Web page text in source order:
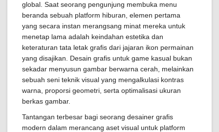
global. Saat seorang pengunjung membuka menu
beranda sebuah platform hiburan, elemen pertama
yang secara instan merangsang minat mereka untuk
menetap lama adalah keindahan estetika dan
keteraturan tata letak grafis dari jajaran ikon permainan
yang disajikan. Desain grafis untuk game kasual bukan
sekadar menyusun gambar berwarna cerah, melainkan
sebuah seni teknik visual yang mengalkulasi kontras
warna, proporsi geometri, serta optimalisasi ukuran
berkas gambar.
Tantangan terbesar bagi seorang desainer grafis
modern dalam merancang aset visual untuk platform